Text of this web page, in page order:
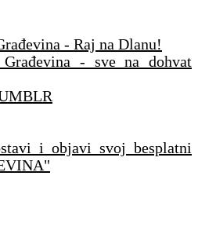
- Raj na Dlanu!
- sve na dohvat
i objavi svoj besplatni